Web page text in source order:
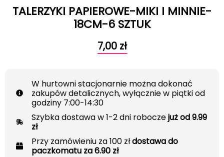
TALERZYKI PAPIEROWE-MIKI I MINNIE-
18CM-6 SZTUK
7,00 zł
W hurtowni stacjonarnie można dokonać
zakupów detalicznych, wyłącznie w piątki od
godziny 7:00-14:30
Szybka dostawa w 1-2 dni roboczejuż od 9.99
zł
Przy zamówieniu za 100 złdostawa do
paczkomatu za 6.90 zł